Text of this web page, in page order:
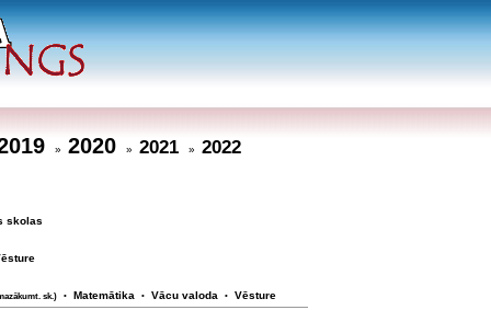
» 2020» 2021» 2022
skolas
sk.) • Matemātika • Vācu valoda • Vēsture